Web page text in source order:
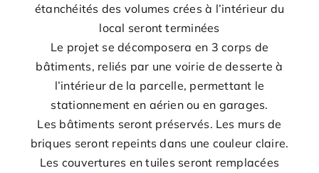
étanchéités des volumes crées à l’intérieur du
local seront terminées
Le projet se décomposera en 3 corps de
bâtiments, reliés par une voirie de desserte à
l’intérieur de la parcelle, permettant le
stationnement en aérien ou en garages.
Les bâtiments seront préservés. Les murs de
briques seront repeints dans une couleur claire.
Les couvertures en tuiles seront remplacées